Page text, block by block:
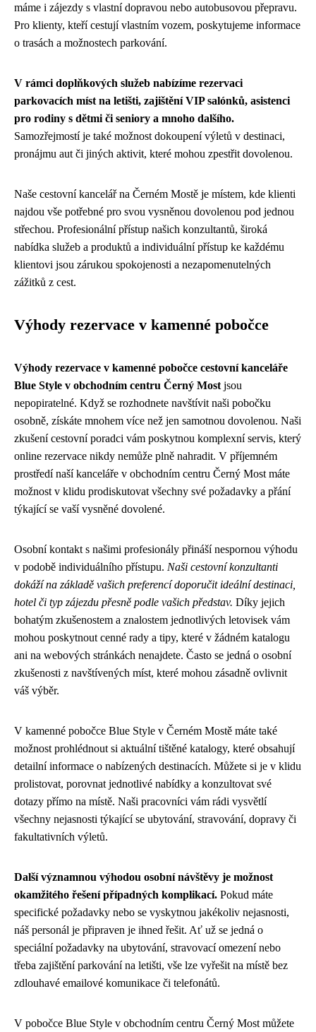
máme i zájezdy s vlastní dopravou nebo autobusovou přepravu.
Pro klienty, kteří cestují vlastním vozem, poskytujeme informace
o trasách a možnostech parkování.
V rámci doplňkových služeb nabízíme rezervaci
parkovacích míst na letišti, zajištění VIP salónků, asistenci
pro rodiny s dětmi či seniory a mnoho dalšího.
Samozřejmostí je také možnost dokoupení výletů v destinaci,
pronájmu aut či jiných aktivit, které mohou zpestřit dovolenou.
Naše cestovní kancelář na Černém Mostě je místem, kde klienti
najdou vše potřebné pro svou vysněnou dovolenou pod jednou
střechou. Profesionální přístup našich konzultantů, široká
nabídka služeb a produktů a individuální přístup ke každému
klientovi jsou zárukou spokojenosti a nezapomenutelných
zážitků z cest.
Výhody rezervace v kamenné pobočce
Výhody rezervace v kamenné pobočce cestovní kanceláře
Blue Style v obchodním centru Černý Mostjsou
nepopiratelné. Když se rozhodnete navštívit naši pobočku
osobně, získáte mnohem více než jen samotnou dovolenou. Naši
zkušení cestovní poradci vám poskytnou komplexní servis, který
online rezervace nikdy nemůže plně nahradit. V příjemném
prostředí naší kanceláře v obchodním centru Černý Most máte
možnost v klidu prodiskutovat všechny své požadavky a přání
týkající se vaší vysněné dovolené.
Osobní kontakt s našimi profesionály přináší nespornou výhodu
v podobě individuálního přístupu. Naši cestovní konzultanti
dokáží na základě vašich preferencí doporučit ideální destinaci,
hotel či typ zájezdu přesně podle vašich představ. Díky jejich
bohatým zkušenostem a znalostem jednotlivých letovisek vám
mohou poskytnout cenné rady a tipy, které v žádném katalogu
ani na webových stránkách nenajdete. Často se jedná o osobní
zkušenosti z navštívených míst, které mohou zásadně ovlivnit
váš výběr.
V kamenné pobočce Blue Style v Černém Mostě máte také
možnost prohlédnout si aktuální tištěné katalogy, které obsahují
detailní informace o nabízených destinacích. Můžete si je v klidu
prolistovat, porovnat jednotlivé nabídky a konzultovat své
dotazy přímo na místě. Naši pracovníci vám rádi vysvětlí
všechny nejasnosti týkající se ubytování, stravování, dopravy či
fakultativních výletů.
Další významnou výhodou osobní návštěvy je možnost
okamžitého řešení případných komplikací. Pokud máte
specifické požadavky nebo se vyskytnou jakékoliv nejasnosti,
náš personál je připraven je ihned řešit. Ať už se jedná o
speciální požadavky na ubytování, stravovací omezení nebo
třeba zajištění parkování na letišti, vše lze vyřešit na místě bez
zdlouhavé emailové komunikace či telefonátů.
V pobočce Blue Style v obchodním centru Černý Most můžete